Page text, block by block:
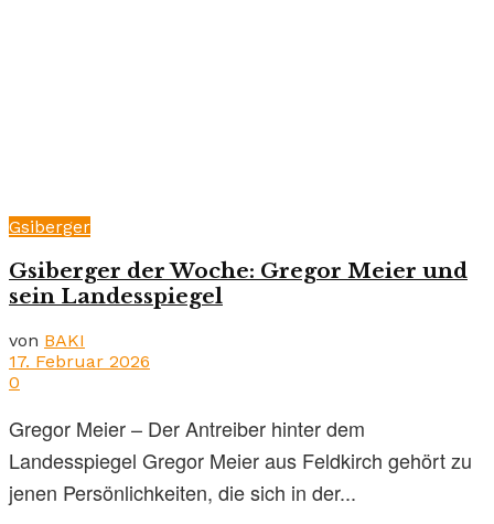
Gsiberger
Gsiberger der Woche: Gregor Meier und
sein Landesspiegel
von BAKI
17. Februar 2026
0
Gregor Meier – Der Antreiber hinter dem
Landesspiegel Gregor Meier aus Feldkirch gehört zu
jenen Persönlichkeiten, die sich in der...